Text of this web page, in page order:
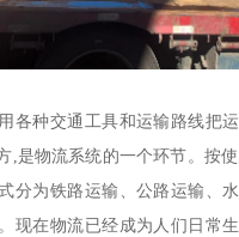
各种交通工具和运输路线把
,是物流系统的一个环节。按
分为铁路运输、公路运输、
现在物流已经成为人们日常